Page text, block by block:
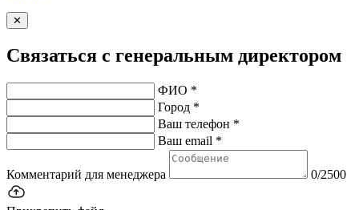
✕
Связаться с генеральным директором
ФИО *
Город *
Ваш телефон *
Ваш email *
Комментарий для менеджера 0/2500